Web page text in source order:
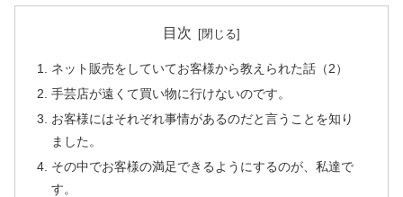
目次
ネット販売をしていてお客様から教えられた話（2）
手芸店が遠くて買い物に行けないのです。
お客様にはそれぞれ事情があるのだと言うことを知り
ました。
その中でお客様の満足できるようにするのが、私達で
す。